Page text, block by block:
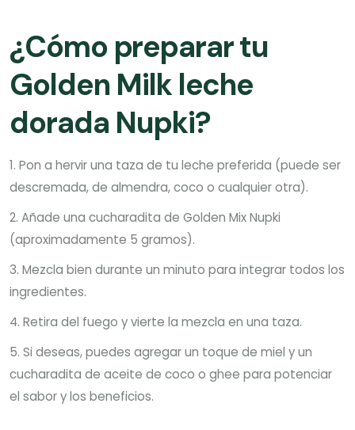
¿Cómo preparar tu
Golden Milk leche
dorada Nupki?
Pon a hervir una taza de tu leche preferida (puede ser
descremada, de almendra, coco o cualquier otra).
Añade una cucharadita de Golden Mix Nupki
(aproximadamente 5 gramos).
Mezcla bien durante un minuto para integrar todos los
ingredientes.
Retira del fuego y vierte la mezcla en una taza.
Si deseas, puedes agregar un toque de miel y un
cucharadita de aceite de coco o ghee para potenciar
el sabor y los beneficios.